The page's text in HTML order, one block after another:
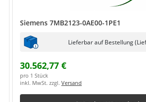
Siemens 7MB2123-0AE00-1PE1
Lieferbar auf Bestellung
30.562,77 €
pro 1 Stück
inkl. MwSt. zzgl. Versand